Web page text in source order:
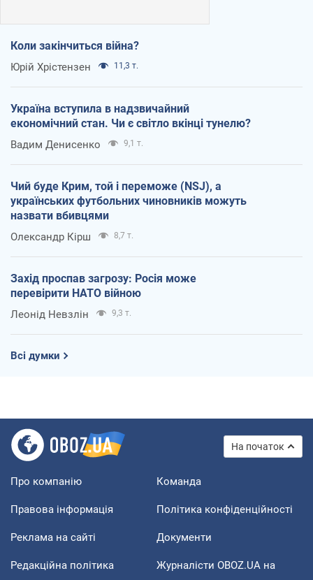
Коли закінчиться війна?
Юрій Хрістензен 11,3 т.
Україна вступила в надзвичайний
економічний стан. Чи є світло вкінці тунелю?
Вадим Денисенко 9,1 т.
Чий буде Крим, той і переможе (NSJ), а
українських футбольних чиновників можуть
назвати вбивцями
Олександр Кірш 8,7 т.
Захід проспав загрозу: Росія може
перевірити НАТО війною
Леонід Невзлін 9,3 т.
Всі думки
На початок
Про компанію Команда
Правова інформація Політика конфіденційності
Реклама на сайті Документи
Редакційна політика
Журналісти OBOZ.UA на